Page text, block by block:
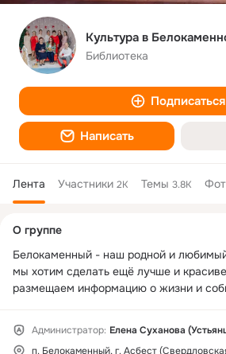
Культура в
Библиотека
Подписаться
Написать
Лента Участники 2K Темы 3.8K
колонка
О группе
Белокаменный - наш родной и
мы хотим сделать ещё лучше и
размещаем информацию о жизни и
людях, которые здесь жили и живут!
Администратор: Елена Суханова
п. Белокаменный, г. Асбест